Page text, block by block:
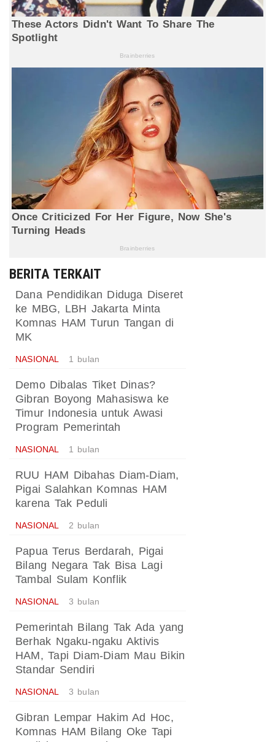
BERITA TERKAIT
Dana Pendidikan Diduga Diseret
ke MBG, LBH Jakarta Minta
Komnas HAM Turun Tangan di
MK
NASIONAL 1 bulan
Demo Dibalas Tiket Dinas?
Gibran Boyong Mahasiswa ke
Timur Indonesia untuk Awasi
Program Pemerintah
NASIONAL 1 bulan
RUU HAM Dibahas Diam-Diam,
Pigai Salahkan Komnas HAM
karena Tak Peduli
NASIONAL 2 bulan
Papua Terus Berdarah, Pigai
Bilang Negara Tak Bisa Lagi
Tambal Sulam Konflik
NASIONAL 3 bulan
Pemerintah Bilang Tak Ada yang
Berhak Ngaku-ngaku Aktivis
HAM, Tapi Diam-Diam Mau Bikin
Standar Sendiri
NASIONAL 3 bulan
Gibran Lempar Hakim Ad Hoc,
Komnas HAM Bilang Oke Tapi